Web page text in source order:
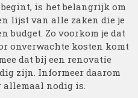
is het belangrijk om
lijst van alle zaken die je
budget. Zo voorkom je dat
onverwachte kosten komt
dat bij een renovatie
zijn. Informeer daarom
allemaal nodig is.